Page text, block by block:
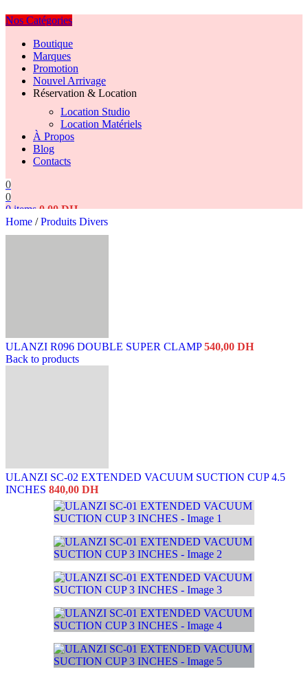
Nos Catégories
Boutique
Marques
Promotion
Nouvel Arrivage
Réservation & Location
Location Studio
Location Matériels
À Propos
Blog
Contacts
0
0
0items 0,00DH
Home / Produits Divers
ULANZI R096 DOUBLE SUPER CLAMP540,00 DH
Back to products
ULANZI SC-02 EXTENDED VACUUM SUCTION CUP 4.5
INCHES 840,00 DH